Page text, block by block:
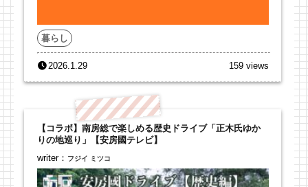
暮らし
2026.1.29 159 views
【コラボ】南房総で楽しめる歴史ドライブ「正木氏ゆか
りの地巡り」【安房國テレビ】
writer： フジイ ミツコ